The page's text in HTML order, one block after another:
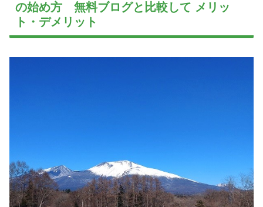
の始め方 無料ブログと比較して メリッ
ト・デメリット